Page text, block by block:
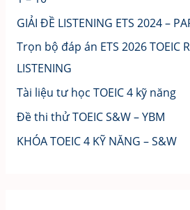
GIẢI ĐỀ LISTENING ETS 2024 –
Trọn bộ đáp án ETS 2026 TOEIC
LISTENING
Tài liệu tư học TOEIC 4 kỹ năng
Đề thi thử TOEIC S&W – YBM
KHÓA TOEIC 4 KỸ NĂNG – S&W